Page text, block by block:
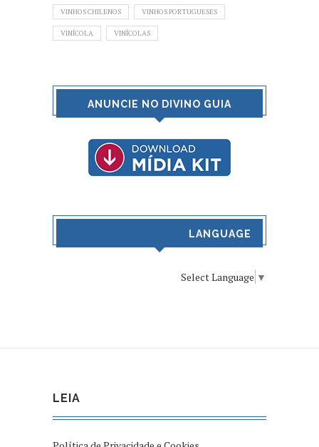
VINHOS CHILENOS VINHOS PORTUGUESES
VINÍCOLA VINÍCOLAS
ANUNCIE NO DIVINO GUIA
LANGUAGE
Select Language ▼
LEIA